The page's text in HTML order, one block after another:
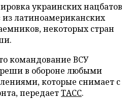
украинских нацбатов
из латиноамериканских
некоторых стран
командование ВСУ
в обороне любыми
которые снимает с
передаетТАСС.